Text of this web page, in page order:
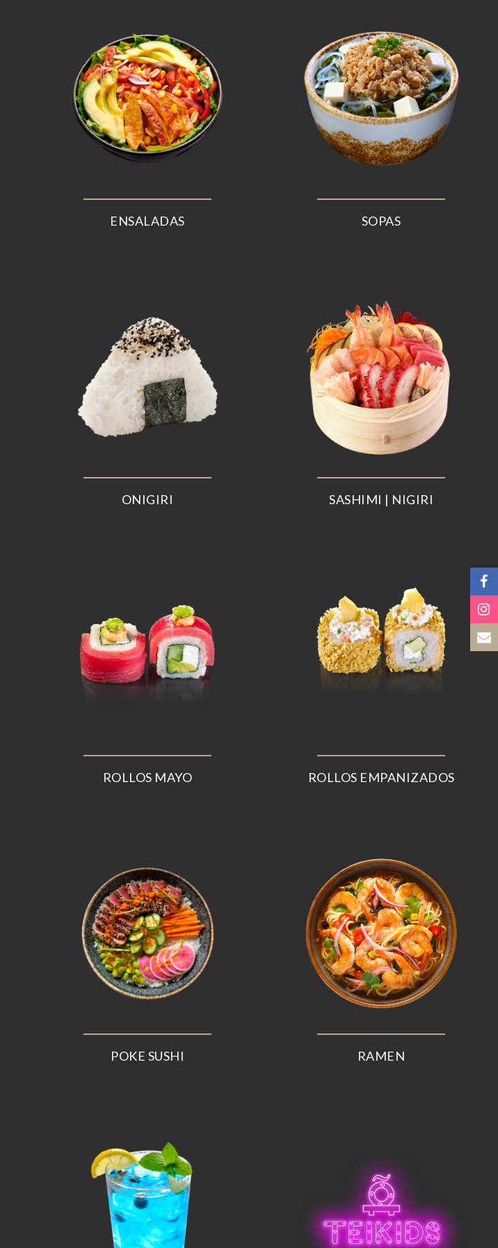
ENSALADAS SOPAS
ONIGIRI SASHIMI | NIGIRI
ROLLOS MAYO ROLLOS EMPANIZADOS
POKE SUSHI RAMEN